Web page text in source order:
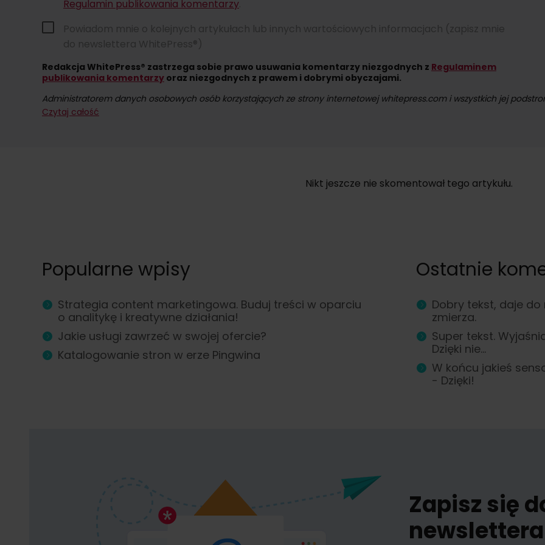
Regulamin publikowania komentarzy
Powiadom mnie o kolejnych artykułach lub innych wartościowych informacjach (zapisz mnie
do newslettera WhitePress®)
Redakcja WhitePress® zastrzega sobie prawo usuwania komentarzy niezgodnych z Regulaminem
publikowania komentarzy oraz niezgodnych z prawem i dobrymi obyczajami.
Administratorem danych osobowych osób korzystających ze strony internetowej whitepress.com i wszystkich jej
Dokonując zapisu na newsletter wyrażacie Państwo zgodę na przesyłanie informacji handlowych za pomocą środków
Czytaj całość
Nikt jeszcze nie skomentował tego artykułu.
Popularne wpisy
Strategia content marketingowa. Buduj treści w oparciu
o analitykę i kreatywne działania!
Jakie usługi zawrzeć w swojej ofercie?
Katalogowanie stron w erze Pingwina
Ostatnie
Dobry tekst, daje
zmierza.
Super tekst.
Dzięki nie...
W końcu jakieś
- Dzięki!
Zapisz się